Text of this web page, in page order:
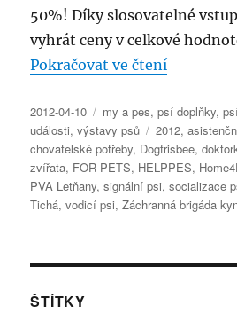
50%! Díky slosovatelné
vyhrát ceny v celkové
Pokračovat ve čtení„FOR
Publikováno:
2012-04-10 Rubriky:
my a pes,psí doplňky,
události,výstavy psů Štítky:
2012,
chovatelské potřeby, Dogfrisbee,
zvířata, FOR PETS, HELPPES,
PVA Letňany,signální psi,socializace
Tichá,vodicí psi,Záchranná brigáda
ŠTÍTKY